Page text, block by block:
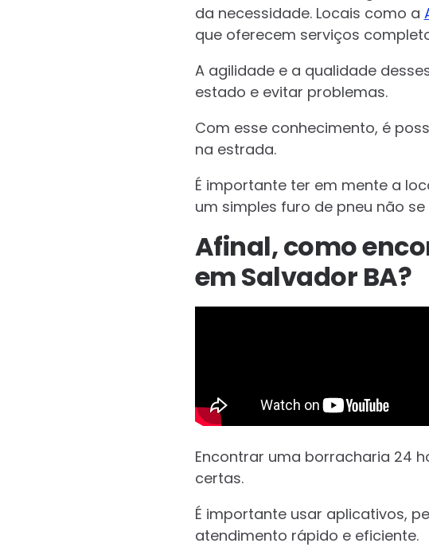
da necessidade. Locais como a
que oferecem serviços
A agilidade e a qualidade
estado e evitar problemas.
Com esse conhecimento, é
na estrada.
É importante ter em mente a
um simples furo de pneu não
Afinal, como
em Salvador BA?
Encontrar uma borracharia 24
certas.
É importante usar aplicativos,
atendimento rápido e eficiente.